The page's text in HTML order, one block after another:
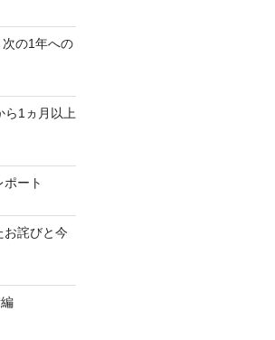
次の1年への
ら1ヵ月以上
ポート
お詫びと今